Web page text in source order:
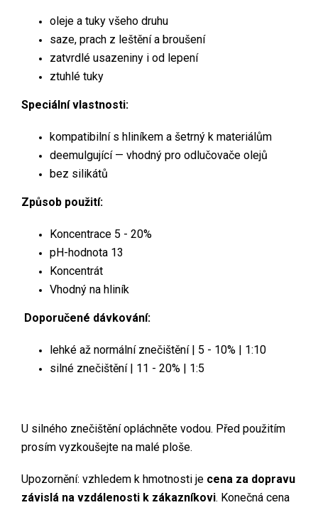
oleje a tuky všeho druhu
saze, prach z leštění a broušení
zatvrdlé usazeniny i od lepení
ztuhlé tuky
Speciální vlastnosti:
kompatibilní s hliníkem a šetrný k materiálům
deemulgující — vhodný pro odlučovače olejů
bez silikátů
Způsob použití:
Koncentrace 5 - 20%
pH-hodnota 13
Koncentrát
Vhodný na hliník
Doporučené dávkování:
lehké až normální znečištění | 5 - 10% | 1:10
silné znečištění | 11 - 20% | 1:5
U silného znečištění opláchněte vodou. Před použitím
prosím vyzkoušejte na malé ploše.
Upozornění: vzhledem k hmotnosti je cena za dopravu
závislá na vzdálenosti k zákazníkovi. Konečná cena